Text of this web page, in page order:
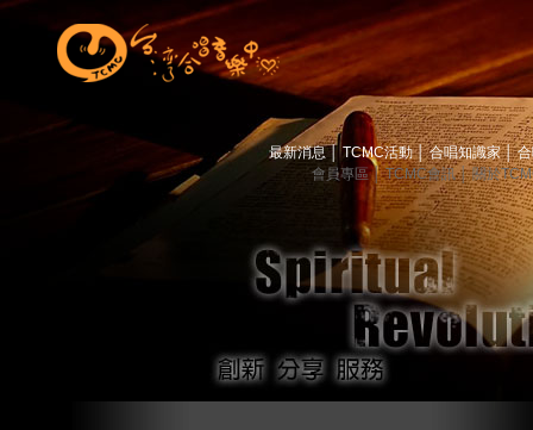
最新消息 TCMC活動│ 合唱知識家│
會員專區│ TCMC會訊│ 關於